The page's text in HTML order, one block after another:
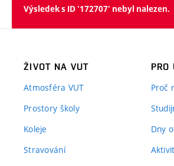
Výsledek s ID '172707' nebyl nalezen.
ŽIVOT NA VUT
Atmosféra VUT
Prostory školy
Koleje
Stravování
PRO
Proč
Dny